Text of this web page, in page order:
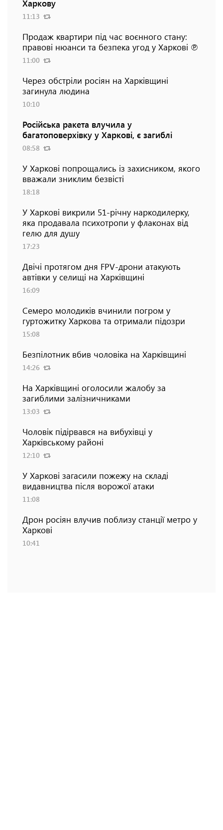
Харкову
11:13
Продаж квартири під час воєнного стану:
правові нюанси та безпека угод у Харкові ℗
11:00
Через обстріли росіян на Харківщині
загинула людина
10:10
Російська ракета влучила у
багатоповерхівку у Харкові, є загиблі
08:58
У Харкові попрощались із захисником, якого
вважали зниклим безвісті
18:18
У Харкові викрили 51-річну наркодилерку,
яка продавала психотропи у флаконах від
гелю для душу
17:23
Двічі протягом дня FPV-дрони атакують
автівки у селищі на Харківщині
16:09
Семеро молодиків вчинили погром у
гуртожитку Харкова та отримали підозри
15:08
Безпілотник вбив чоловіка на Харківщині
14:26
На Харківщині оголосили жалобу за
загиблими залізничниками
13:03
Чоловік підірвався на вибухівці у
Харківському районі
12:10
У Харкові загасили пожежу на складі
видавництва після ворожої атаки
11:08
Дрон росіян влучив поблизу станції метро у
Харкові
10:41